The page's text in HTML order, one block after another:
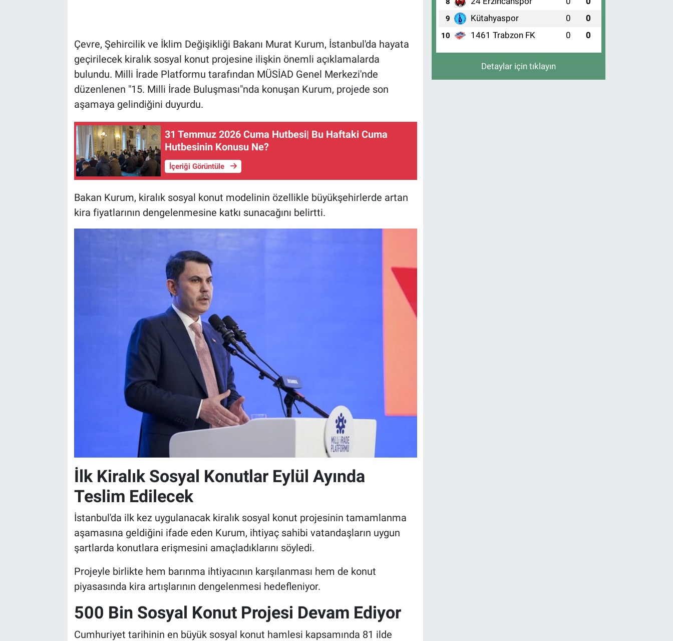
Çevre, Şehircilik ve İklim Değişikliği Bakanı Murat Kurum, İstanbul'da hayata
geçirilecek kiralık sosyal konut projesine ilişkin önemli açıklamalarda
bulundu. Milli İrade Platformu tarafından MÜSİAD Genel Merkezi'nde
düzenlenen "15. Milli İrade Buluşması"nda konuşan Kurum, projede son
aşamaya gelindiğini duyurdu.
31 Temmuz 2026 Cuma Hutbesi| Bu Haftaki Cuma
Hutbesinin Konusu Ne?
İçeriği Görüntüle
Bakan Kurum, kiralık sosyal konut modelinin özellikle büyükşehirlerde artan
kira fiyatlarının dengelenmesine katkı sunacağını belirtti.
İlk Kiralık Sosyal Konutlar Eylül Ayında
Teslim Edilecek
İstanbul'da ilk kez uygulanacak kiralık sosyal konut projesinin tamamlanma
aşamasına geldiğini ifade eden Kurum, ihtiyaç sahibi vatandaşların uygun
şartlarda konutlara erişmesini amaçladıklarını söyledi.
Projeyle birlikte hem barınma ihtiyacının karşılanması hem de konut
piyasasında kira artışlarının dengelenmesi hedefleniyor.
500 Bin Sosyal Konut Projesi Devam Ediyor
Cumhuriyet tarihinin en büyük sosyal konut hamlesi kapsamında 81 ilde
9 Kütahyaspor 0 0
10 1461 Trabzon FK 0 0
Detaylar için tıklayın